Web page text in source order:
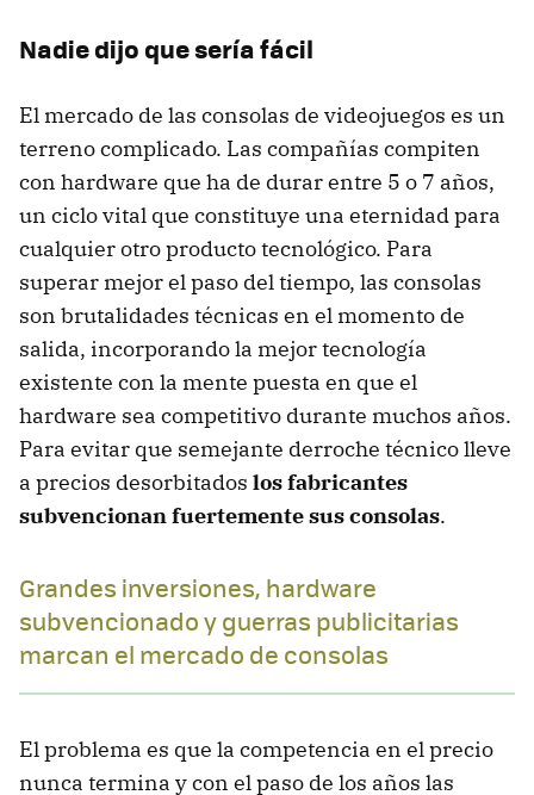
Nadie dijo que sería fácil
El mercado de las consolas de videojuegos es un
terreno complicado. Las compañías compiten
con hardware que ha de durar entre 5 o 7 años,
un ciclo vital que constituye una eternidad para
cualquier otro producto tecnológico. Para
superar mejor el paso del tiempo, las consolas
son brutalidades técnicas en el momento de
salida, incorporando la mejor tecnología
existente con la mente puesta en que el
hardware sea competitivo durante muchos años.
Para evitar que semejante derroche técnico lleve
a precios desorbitados los fabricantes
subvencionan fuertemente sus consolas.
Grandes inversiones, hardware
subvencionado y guerras publicitarias
marcan el mercado de consolas
El problema es que la competencia en el precio
nunca termina y con el paso de los años las